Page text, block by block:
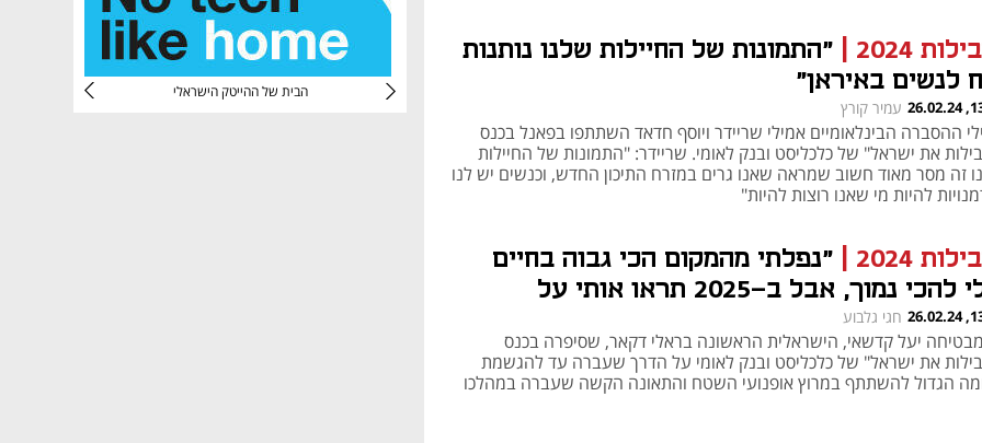
הבית של ההייטק הישראלי You're NXT
2024
"התמונות של החיילות שלנו נותנות
לנשים באיראן"
עמיר קורץ
ההסברה הבינלאומיים אמילי שריידר ויוסף חדאד השתתפו בפאנל בכנס
את ישראל" של כלכליסט ובנק לאומי. שריידר: "התמונות של החיילות
זה מסר מאוד חשוב שמראה שאנו גרים במזרח התיכון החדש, וכנשים יש לנו
להיות מי שאנו רוצות להיות"
2024
"נפלתי מהמקום הכי גבוה בחיים
שלי להכי נמוך, אבל ב-2025 תראו אותי על
חגי גלבוע
יעל קדשאי, הישראלית הראשונה בראלי דקאר, שסיפרה בכנס
את ישראל" של כלכליסט ובנק לאומי על הדרך שעברה עד להגשמת
הגדול להשתתף במרוץ אופנועי השטח והתאונה הקשה שעברה במהלכו